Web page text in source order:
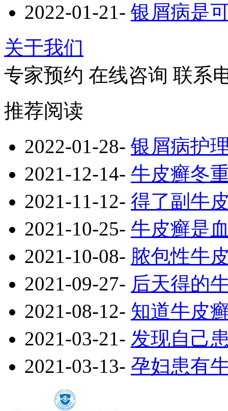
2022-01-21- 银屑病是
关于我们
专家预约 在线咨询 联系
推荐阅读
2022-01-28- 银屑病护
2021-12-14- 牛皮癣冬
2021-11-12- 得了副牛
2021-10-25- 牛皮癣是
2021-10-08- 脓包性牛
2021-09-27- 后天得的
2021-08-12- 知道牛皮
2021-03-21- 发现自己
2021-03-13- 孕妇患有